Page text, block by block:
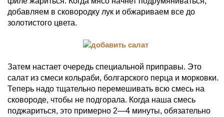
добавляем в сковородку лук и обжариваем все до
золотистого цвета.
Затем настает очередь специальной приправы. Это
салат из смеси кольраби, болгарского перца и морковки.
Теперь надо тщательно перемешивать всю смесь на
сковороде, чтобы не подгорала. Когда наша смесь
поджариться, это примерно 2—4 минуты, обязательно